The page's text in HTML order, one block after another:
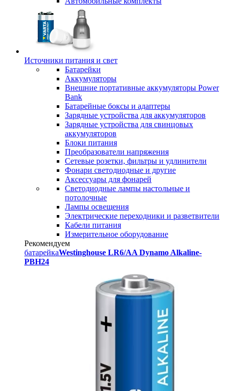
Источники питания и свет
Батарейки
Аккумуляторы
Внешние портативные аккумуляторы Power
Bank
Батарейные боксы и адаптеры
Зарядные устройства для аккумуляторов
Зарядные устройства для свинцовых
аккумуляторов
Блоки питания
Преобразователи напряжения
Сетевые розетки, фильтры и удлинители
Фонари светодиодные и другие
Аксессуары для фонарей
Светодиодные лампы настольные и
потолочные
Лампы освещения
Электрические переходники и разветвители
Кабели питания
Измерительное оборудование
Рекомендуем
батарейкаWestinghouse LR6/AA Dynamo Alkaline-
PBH24